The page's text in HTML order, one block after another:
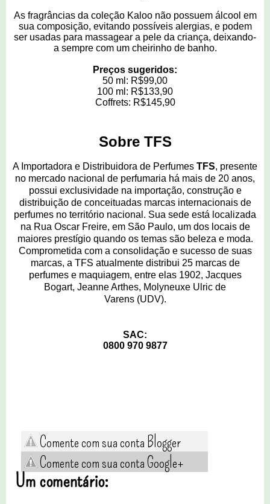
As fragrâncias da coleção Kaloo não possuem álcool em
sua composição, evitando possíveis alergias, e podem
ser usadas para massagear a pele da criança, deixando-
a sempre com um cheirinho de banho.
Preços sugeridos:
50 ml: R$99,00
100 ml: R$133,90
Coffrets: R$145,90
Sobre TFS
A Importadora e Distribuidora de Perfumes TFS, presente
no mercado nacional de perfumaria há mais de 20 anos,
possui exclusividade na importação, construção e
distribuição de conceituadas marcas internacionais de
perfumes no território nacional. Sua sede está localizada
na Rua Oscar Freire, em São Paulo, um dos locais de
maiores prestígio quando os temas são beleza e moda.
Comprometida com a consolidação e sucesso de suas
marcas, a TFS atualmente distribui 25 marcas de
perfumes e maquiagem, entre elas 1902, Jacques
Bogart, Jeanne Arthes, Molyneuxe Ulric de
Varens(UDV).
SAC:
0800 970 9877
Comente com sua conta Blogger
Comente com sua conta Google+
Um comentário: